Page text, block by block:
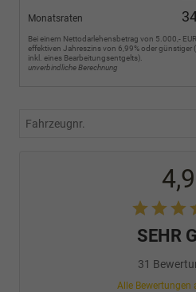
Monatsraten
Bei einem Nettodarlehensbetrag von 5.000,-
effektiven Jahreszins von 6,99% oder günstiger
inkl. eines Bearbeitungsentgelts).
unverbindliche Berechnung
Fahrzeugnr.
4,9
SEHR
31
Alle Bewertungen